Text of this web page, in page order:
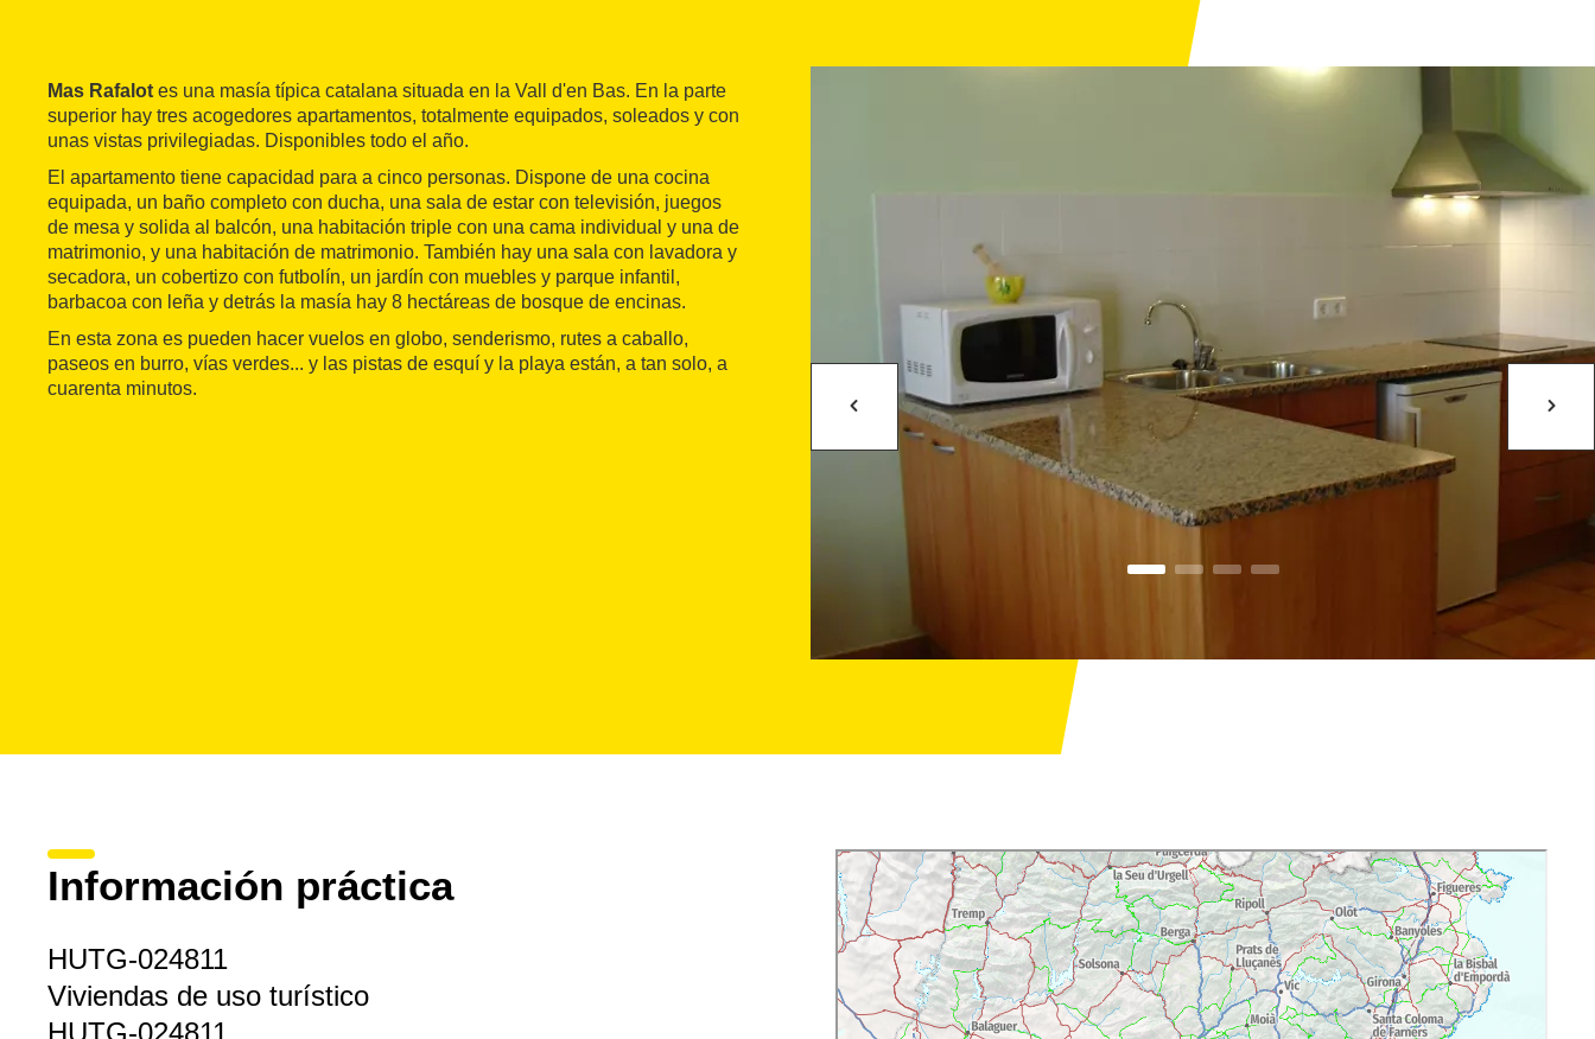
Mas Rafalot es una masía típica catalana situada en la Vall d'en Bas. En la parte
superior hay tres acogedores apartamentos, totalmente equipados, soleados y con
unas vistas privilegiadas. Disponibles todo el año.
El apartamento tiene capacidad para a cinco personas. Dispone de una cocina
equipada, un baño completo con ducha, una sala de estar con televisión, juegos
de mesa y solida al balcón, una habitación triple con una cama individual y una de
matrimonio, y una habitación de matrimonio. También hay una sala con lavadora y
secadora, un cobertizo con futbolín, un jardín con muebles y parque infantil,
barbacoa con leña y detrás la masía hay 8 hectáreas de bosque de encinas.
En esta zona es pueden hacer vuelos en globo, senderismo, rutes a caballo,
paseos en burro, vías verdes... y las pistas de esquí y la playa están, a tan solo, a
cuarenta minutos.
Información práctica
HUTG-024811
Viviendas de uso turístico
HUTG-024811